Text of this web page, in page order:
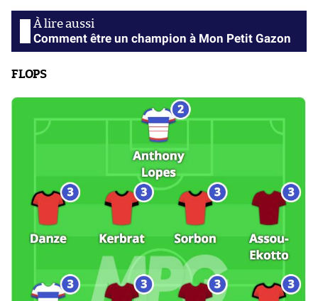
Comment être un champion à Mon Petit Gazon
FLOPS